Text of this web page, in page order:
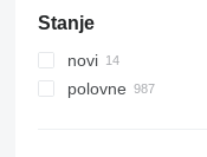
Stanje
novi
polovne